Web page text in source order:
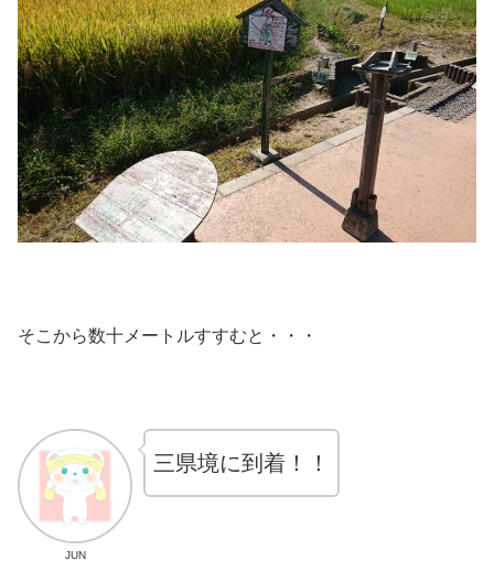
そこから数十メートルすすむと・・・
JUN
三県境に到着！！